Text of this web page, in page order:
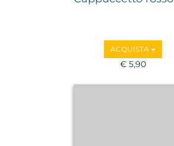
ACQUISTA
€ 5,90